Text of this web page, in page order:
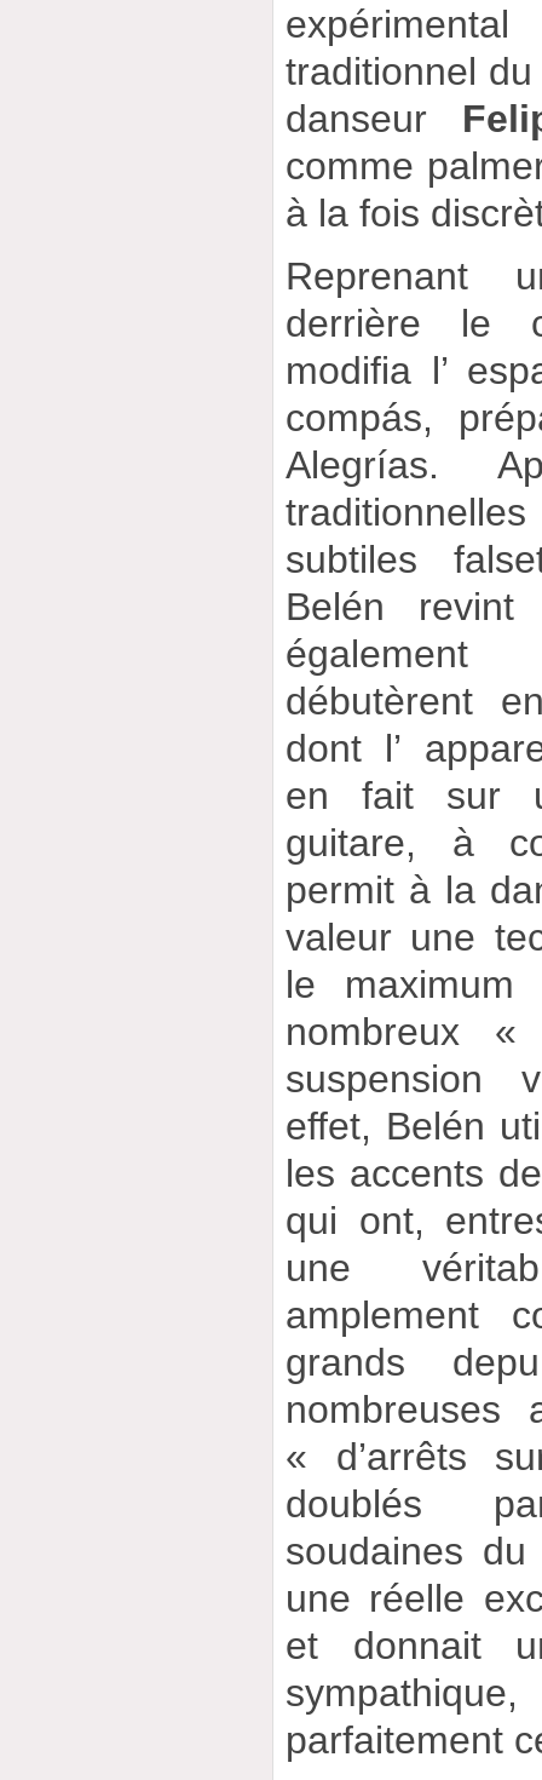
traditionnel du
danseur
comme
à la fois
Reprenant
derrière le
modifia l’
compás,
Alegrías.
subtiles
Belén
également
débutèrent
dont l’
en fait sur
guitare, à
permit à la
valeur une
le maximum
nombreux
suspension
effet, Belén
les accents
qui ont,
une
amplement
grands
nombreuses
« d’arrêts
doublés
soudaines
une réelle
et donnait
parfaitement